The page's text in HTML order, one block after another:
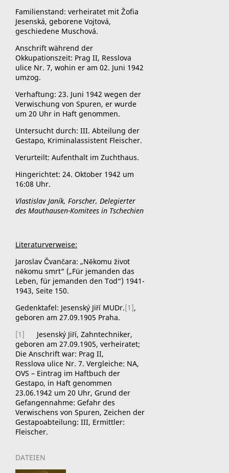
Familienstand: verheiratet mit Žofia
Jesenská, geborene Vojtová,
geschiedene Muschová.
Anschrift während der
Okkupationszeit: Prag II, Resslova
ulice Nr. 7, wohin er am 02. Juni 1942
umzog.
Verhaftung: 23. Juni 1942 wegen der
Verwischung von Spuren, er wurde
um 20 Uhr in Haft genommen.
Untersucht durch: III. Abteilung der
Gestapo, Kriminalassistent Fleischer.
Verurteilt: Aufenthalt im Zuchthaus.
Hingerichtet: 24. Oktober 1942 um
16:08 Uhr.
Vlastislav Janík, Forscher, Delegierter
des Mauthausen-Komitees in Tschechien
Literaturverweise:
Jaroslav Čvančara: „Někomu život
někomu smrt“ („Für jemanden das
Leben, für jemanden den Tod“) 1941-
1943, Seite 150.
Gedenktafel: Jesenský Jiří MUDr.[1],
geboren am 27.09.1905 Praha.
[1] Jesenský Jiří, Zahntechniker,
geboren am 27.09.1905, verheiratet;
Die Anschrift war: Prag II,
Resslova ulice Nr. 7. Vergleiche: NA,
OVS – Eintrag im Haftbuch der
Gestapo, in Haft genommen
23.06.1942 um 20 Uhr, Grund der
Gefangennahme: Gefahr des
Verwischens von Spuren, Zeichen der
Gestapoabteilung: III, Ermittler:
Fleischer.
DATEIEN